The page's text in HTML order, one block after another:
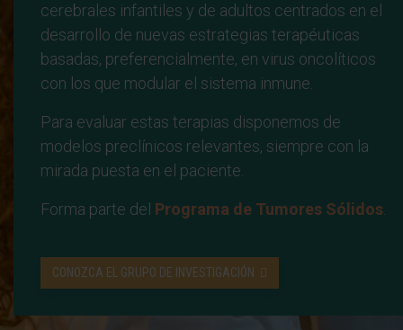
cerebrales infantiles y de adultos centrados en el
desarrollo de nuevas estrategias terapéuticas
basadas, preferencialmente, en virus oncolíticos
con los que modular el sistema inmune.
Para evaluar estas terapias disponemos de
modelos preclínicos relevantes, siempre con la
mirada puesta en el paciente.
Forma parte del Programa de Tumores Sólidos
CONOZCA EL GRUPO DE INVESTIGACIÓN